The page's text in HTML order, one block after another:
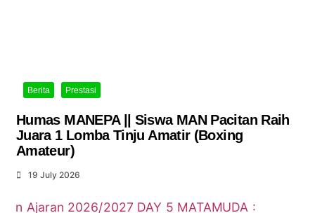
Berita Prestasi
Humas MANEPA || Siswa MAN Pacitan Raih
Juara 1 Lomba Tinju Amatir (Boxing
Amateur)
19 July 2026